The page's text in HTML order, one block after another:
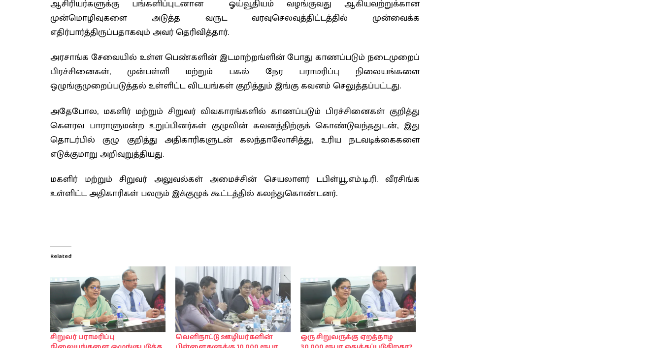
ஆசிரியர்களுக்கு பங்களிப்புடனான ஓய்வூதியம் வழங்குவது ஆகியவற்றுக்கான
முன்மொழிவுகளை அடுத்த வருட வரவுசெலவுத்திட்டத்தில் முன்வைக்க
எதிர்பார்த்திருப்பதாகவும் அவர் தெரிவித்தார்.
அரசாங்க சேவையில் உள்ள பெண்களின் இடமாற்றங்ளின் போது காணப்படும் நடைமுறைப்
பிரச்சினைகள், முன்பள்ளி மற்றும் பகல் நேர பராமரிப்பு நிலையங்களை
ஒழுங்குமுறைப்படுத்தல் உள்ளிட்ட விடயங்கள் குறித்தும் இங்கு கவனம் செலுத்தப்பட்டது.
அதேபோல, மகளிர் மற்றும் சிறுவர் விவகாரங்களில் காணப்படும் பிரச்சினைகள் குறித்து
கௌரவ பாராளுமன்ற உறுப்பினர்கள் குழுவின் கவனத்திற்குக் கொண்டுவந்ததுடன், இது
தொடர்பில் குழு குறித்து அதிகாரிகளுடன் கலந்தாலோசித்து, உரிய நடவடிக்கைகளை
எடுக்குமாறு அறிவுறுத்தியது.
மகளிர் மற்றும் சிறுவர் அலுவல்கள் அமைச்சின் செயலாளர் டபிள்யூ.எம்.டி.ரி. வீரசிங்க
உள்ளிட்ட அதிகாரிகள் பலரும் இக்குழுக் கூட்டத்தில் கலந்துகொண்டனர்.
Related
சிறுவர் பராமரிப்பு
வெளிநாட்டு ஊழியர்களின்
ஒரு சிறுவருக்கு ஏறத்தாழ